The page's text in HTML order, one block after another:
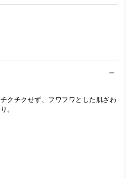
チクチクせず、フワフワとした肌ざわ
り。